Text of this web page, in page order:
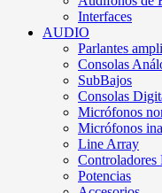
Interfaces
AUDIO
Parlantes
Consolas
SubBajos
Consolas
Micrófonos
Micrófonos
Line Array
Controladores
Potencias